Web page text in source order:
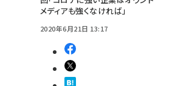
メディアも強くなければ」
2020年6月21日 13:17